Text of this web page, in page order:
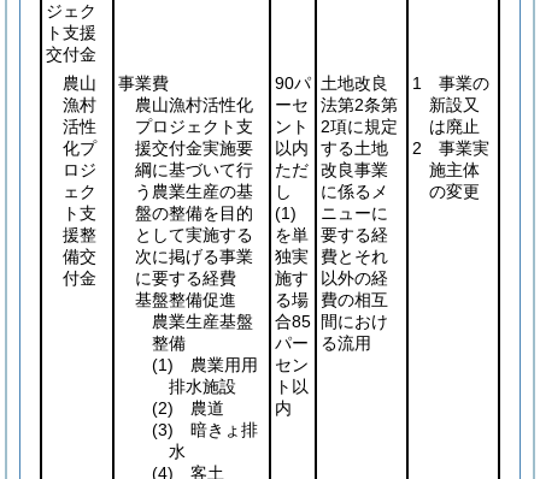
ジェク
ト支援
交付金
農山
漁村
活性
化プ
ロジ
ェク
ト支
援整
備交
付金
事業費
農山漁村活性化
プロジェクト支
援交付金実施要
綱に基づいて行
う農業生産の基
盤の整備を目的
として実施する
次に掲げる事業
に要する経費
基盤整備促進
農業生産基盤
整備
(1) 農業用用
排水施設
(2) 農道
(3) 暗きょ排
水
(4) 客土
90パ
ーセ
ント
以内
ただ
し
(1)
を単
独実
施す
る場
合85
パー
セン
ト以
内
土地改良
法第2条第
2項に規定
する土地
改良事業
に係るメ
ニューに
要する経
費とそれ
以外の経
費の相互
間におけ
る流用
1 事業の
新設又
は廃止
2 事業実
施主体
の変更